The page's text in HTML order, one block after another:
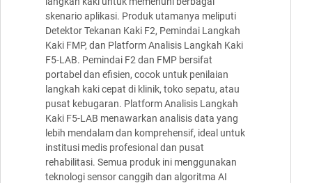
skenario aplikasi. Produk utamanya meliputi
Detektor Tekanan Kaki F2, Pemindai Langkah
Kaki FMP, dan Platform Analisis Langkah Kaki
F5-LAB. Pemindai F2 dan FMP bersifat
portabel dan efisien, cocok untuk penilaian
langkah kaki cepat di klinik, toko sepatu, atau
pusat kebugaran. Platform Analisis Langkah
Kaki F5-LAB menawarkan analisis data yang
lebih mendalam dan komprehensif, ideal untuk
institusi medis profesional dan pusat
rehabilitasi. Semua produk ini menggunakan
teknologi sensor canggih dan algoritma AI